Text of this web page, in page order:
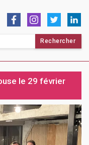
le 29 février